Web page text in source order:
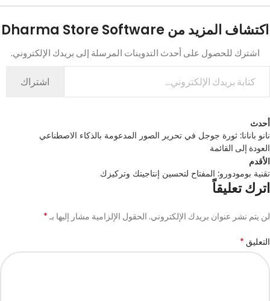
اكتشاف المزيد من Dharma Store Software
اشترك للحصول على أحدث التدوينات المرسلة إلى بريدك الإلكتروني.
اشتراك
أحدث
نانو بانانا: ثورة جوجل في تحرير الصور المدعومة بالذكاء الاصطناعي
العودة إلى القائمة
الأقدم
تقنية بومودورو: المفتاح لتحسين إنتاجيتك وتركيزك
اترك تعليقاً
لن يتم نشر عنوان بريدك الإلكتروني. الحقول الإلزامية مشار إليها بـ *
التعليق *